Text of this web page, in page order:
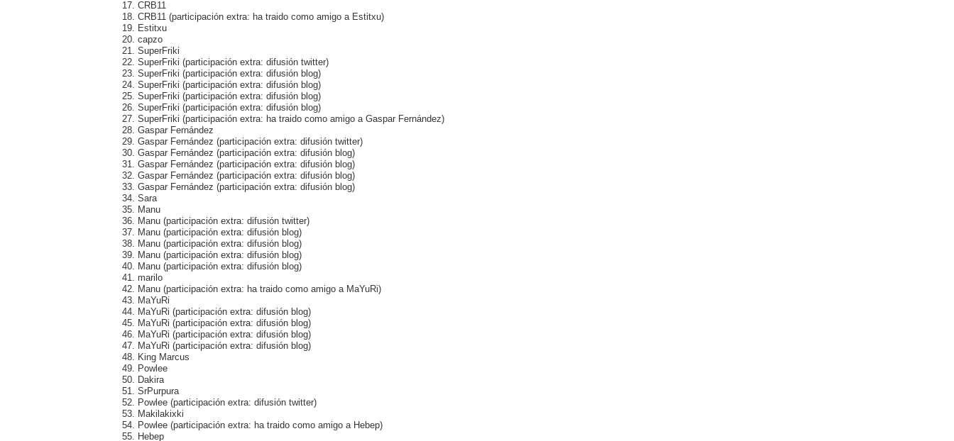
17. CRB11
18. CRB11 (participación extra: ha traido como amigo a Estitxu)
19. Estitxu
20. capzo
21. SuperFriki
22. SuperFriki (participación extra: difusión twitter)
23. SuperFriki (participación extra: difusión blog)
24. SuperFriki (participación extra: difusión blog)
25. SuperFriki (participación extra: difusión blog)
26. SuperFriki (participación extra: difusión blog)
27. SuperFriki (participación extra: ha traido como amigo a Gaspar Fernández)
28. Gaspar Fernández
29. Gaspar Fernández (participación extra: difusión twitter)
30. Gaspar Fernández (participación extra: difusión blog)
31. Gaspar Fernández (participación extra: difusión blog)
32. Gaspar Fernández (participación extra: difusión blog)
33. Gaspar Fernández (participación extra: difusión blog)
34. Sara
35. Manu
36. Manu (participación extra: difusión twitter)
37. Manu (participación extra: difusión blog)
38. Manu (participación extra: difusión blog)
39. Manu (participación extra: difusión blog)
40. Manu (participación extra: difusión blog)
41. marilo
42. Manu (participación extra: ha traido como amigo a MaYuRi)
43. MaYuRi
44. MaYuRi (participación extra: difusión blog)
45. MaYuRi (participación extra: difusión blog)
46. MaYuRi (participación extra: difusión blog)
47. MaYuRi (participación extra: difusión blog)
48. King Marcus
49. Powlee
50. Dakira
51. SrPurpura
52. Powlee (participación extra: difusión twitter)
53. Makilakixki
54. Powlee (participación extra: ha traido como amigo a Hebep)
55. Hebep